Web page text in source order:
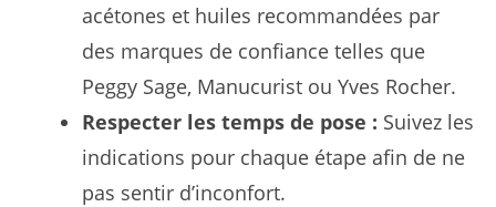
acétones et huiles recommandées par
des marques de confiance telles que
Peggy Sage, Manucurist ou Yves Rocher.
Respecter les temps de pose : Suivez les
indications pour chaque étape afin de ne
pas sentir d’inconfort.